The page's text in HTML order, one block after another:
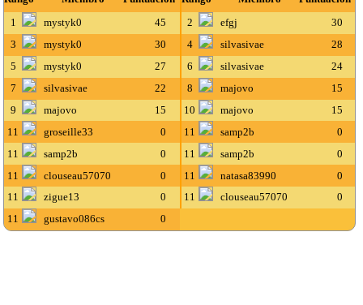
1
mystyk0 45 2 efgj
30
3
mystyk0 30 4 silvasivae
28
5
mystyk0 27 6 silvasivae
24
7
silvasivae 22 8 majovo
15
9
majovo 15 10 majovo
15
11
groseille33 0 11 samp2b
0
11
samp2b 0 11 samp2b
0
11
clouseau57070 0 11 natasa83990
0
11
zigue13 0 11 clouseau57070
0
11
gustavo086cs 0